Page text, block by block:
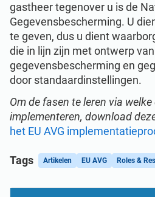
gastheer tegenover u is de
Gegevensbescherming. U
te geven, dus u dient
die in lijn zijn met ontwerp van
gegevensbescherming en
door standaardinstellingen.
Om de fasen te leren via welke
implementeren, download
het EU AVG
Tags Artikelen EU AVG Roles &